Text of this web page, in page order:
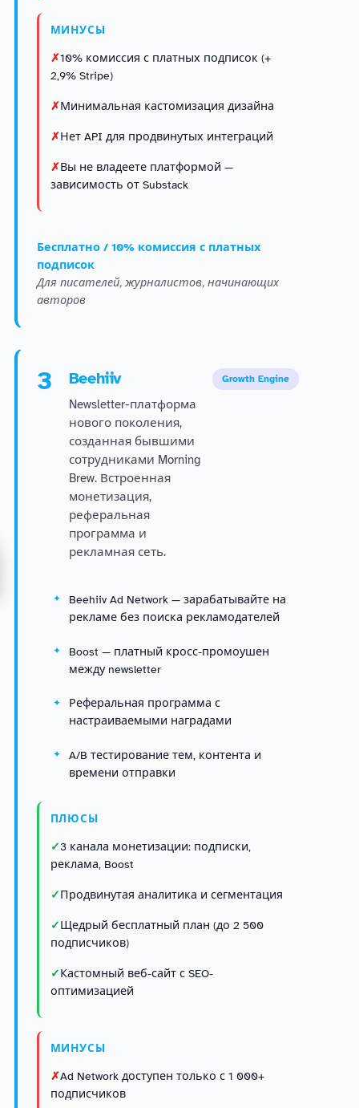
МИНУСЫ
10% комиссия с платных подписок (+
2,9% Stripe)
Минимальная кастомизация дизайна
Нет API для продвинутых интеграций
Вы не владеете платформой —
зависимость от Substack
Бесплатно / 10% комиссия с платных
подписок
Для писателей, журналистов, начинающих
авторов
3 Beehiiv
Newsletter-платформа
нового поколения,
созданная бывшими
сотрудниками Morning
Brew. Встроенная
монетизация,
реферальная
программа и
рекламная сеть.
Growth Engine
Beehiiv Ad Network — зарабатывайте на
рекламе без поиска рекламодателей
Boost — платный кросс-промоушен
между newsletter
Реферальная программа с
настраиваемыми наградами
A/B тестирование тем, контента и
времени отправки
ПЛЮСЫ
3 канала монетизации: подписки,
реклама, Boost
Продвинутая аналитика и сегментация
Щедрый бесплатный план (до 2 500
подписчиков)
Кастомный веб-сайт с SEO-
оптимизацией
МИНУСЫ
Ad Network доступен только с 1 000+
подписчиков